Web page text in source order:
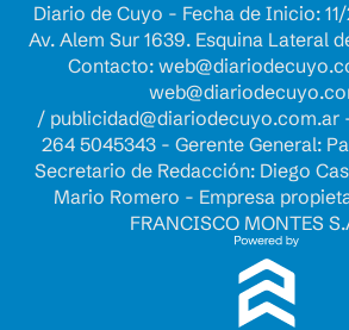
Diario de Cuyo - Fecha de Inicio:
Av. Alem Sur 1639. Esquina Lateral
Contacto:
/ publicidad@diariodecuyo.com.ar
264 5045343 - Gerente General:
Secretario de Redacción: Diego
Mario Romero - Empresa
FRANCISCO MONTES